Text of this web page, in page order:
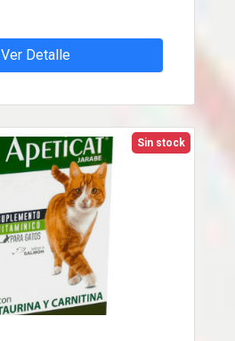
Ver Detalle
Sin stock